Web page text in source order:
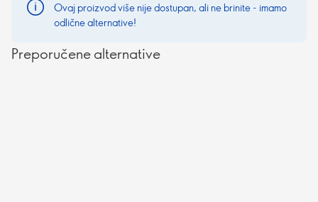
Ovaj proizvod više nije dostupan, ali ne brinite - imamo
odlične alternative!
Preporučene alternative